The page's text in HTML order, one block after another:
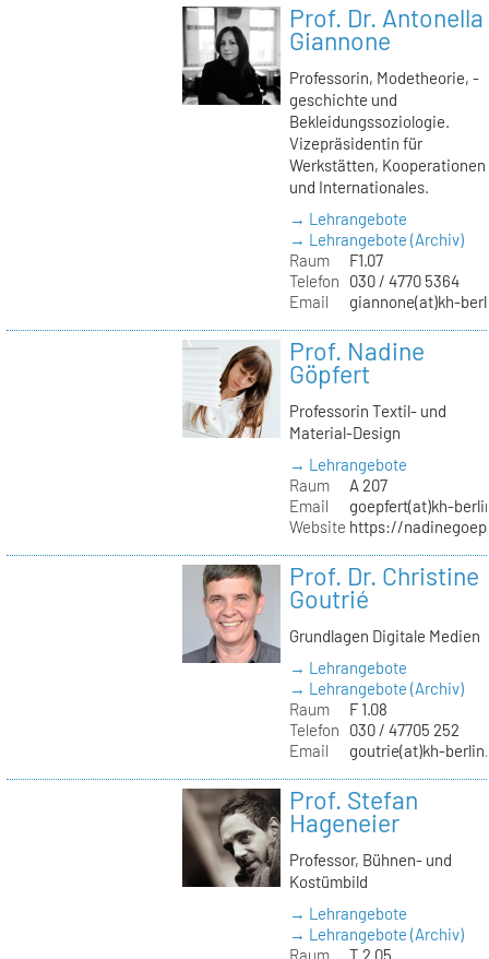
Prof. Dr. Antonella
Giannone
Professorin, Modetheorie, -
geschichte und
Bekleidungssoziologie.
Vizepräsidentin für
Werkstätten, Kooperationen
und Internationales.
→ Lehrangebote
→ Lehrangebote (Archiv)
Raum
F1.07
Telefon
030 / 4770 5364
Email
giannone(at)kh-
Prof. Nadine
Göpfert
Professorin Textil- und
Material-Design
→ Lehrangebote
Raum
A 207
Email
goepfert(at)kh-
Website https://
Prof. Dr. Christine
Goutrié
Grundlagen Digitale Medien
→ Lehrangebote
→ Lehrangebote (Archiv)
Raum
F 1.08
Telefon
030 / 47705 252
Email
goutrie(at)kh-
Prof. Stefan
Hageneier
Professor, Bühnen- und
Kostümbild
→ Lehrangebote
→ Lehrangebote (Archiv)
Raum
T 2.05